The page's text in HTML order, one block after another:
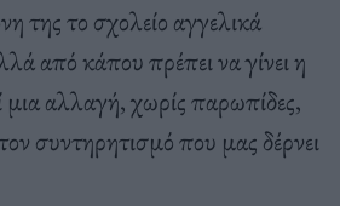
της το σχολείο αγγελικά
από κάπου πρέπει να γίνει η
αλλαγή, χωρίς παρωπίδες,
συντηρητισμό που μας δέρνει